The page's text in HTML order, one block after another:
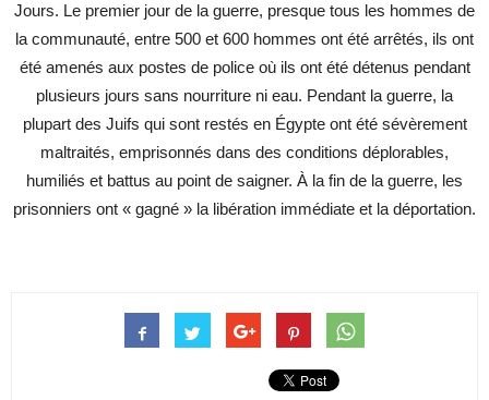
Jours. Le premier jour de la guerre, presque tous les hommes de
la communauté, entre 500 et 600 hommes ont été arrêtés, ils ont
été amenés aux postes de police où ils ont été détenus pendant
plusieurs jours sans nourriture ni eau. Pendant la guerre, la
plupart des Juifs qui sont restés en Égypte ont été sévèrement
maltraités, emprisonnés dans des conditions déplorables,
humiliés et battus au point de saigner. À la fin de la guerre, les
prisonniers ont « gagné » la libération immédiate et la déportation.